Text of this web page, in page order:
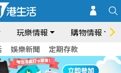
玩樂情報 購物情報
娛樂新聞 定期存款